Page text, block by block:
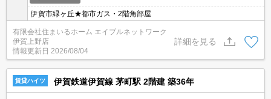
伊賀市緑ヶ丘★都市ガス・2階角部屋
有限会社住まいるホーム エイブルネットワーク
伊賀上野店
情報更新日 2026/08/04
詳細を見る
賃貸ハイツ 伊賀鉄道伊賀線 茅町駅 2階建 築36年